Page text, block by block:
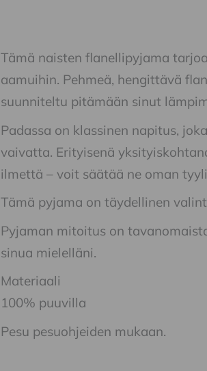
Tämä naisten flanellipyjama
aamuihin. Pehmeä, hengittävä
suunniteltu pitämään sinut
Padassa on klassinen napitus,
vaivatta. Erityisenä
ilmettä – voit säätää ne oman
Tämä pyjama on täydellinen
Pyjaman mitoitus on
sinua mielelläni.
Materiaali
100% puuvilla
Pesu pesuohjeiden mukaan.